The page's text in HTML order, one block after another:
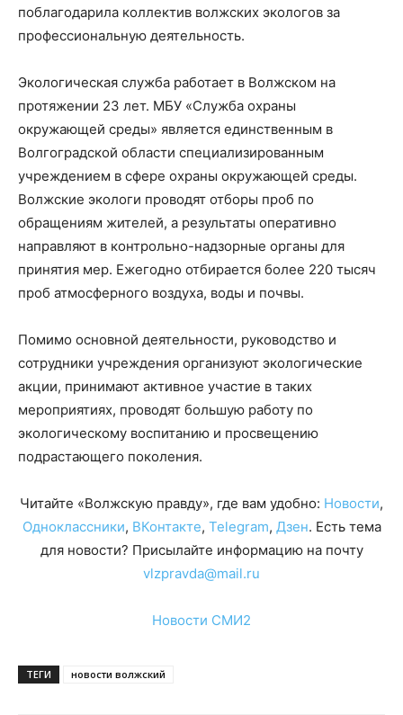
поблагодарила коллектив волжских экологов за
профессиональную деятельность.
Экологическая служба работает в Волжском на
протяжении 23 лет. МБУ «Служба охраны
окружающей среды» является единственным в
Волгоградской области специализированным
учреждением в сфере охраны окружающей среды.
Волжские экологи проводят отборы проб по
обращениям жителей, а результаты оперативно
направляют в контрольно-надзорные органы для
принятия мер. Ежегодно отбирается более 220 тысяч
проб атмосферного воздуха, воды и почвы.
Помимо основной деятельности, руководство и
сотрудники учреждения организуют экологические
акции, принимают активное участие в таких
мероприятиях, проводят большую работу по
экологическому воспитанию и просвещению
подрастающего поколения.
Читайте «Волжскую правду», где вам удобно: Новости,
Одноклассники, ВКонтакте, Telegram, Дзен. Есть тема
для новости? Присылайте информацию на почту
vlzpravda@mail.ru
Новости СМИ2
ТЕГИ новости волжский